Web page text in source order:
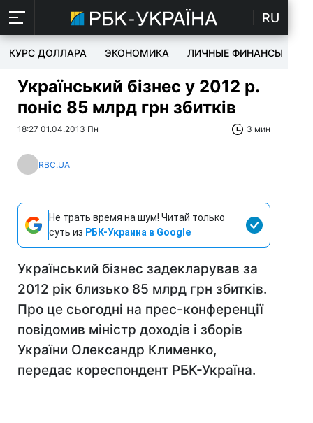
RU
КУРС ДОЛЛАРА ЭКОНОМИКА ЛИЧНЫЕ ФИНАНСЫ
Український бізнес у 2012 р.
поніс 85 млрд грн збитків
18:27 01.04.2013 Пн 3 мин
RBC.UA
Не трать время на шум! Читай только
суть из РБК-Украина в Google
Український бізнес задекларував за
2012 рік близько 85 млрд грн збитків.
Про це сьогодні на прес-конференції
повідомив міністр доходів і зборів
України Олександр Клименко,
передає кореспондент РБК-Україна.